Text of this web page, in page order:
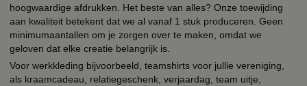
hoogwaardige afdrukken. Het beste van alles? Onze toewijding
aan kwaliteit betekent dat we al vanaf 1 stuk produceren. Geen
minimumaantallen om je zorgen over te maken, omdat we
geloven dat elke creatie belangrijk is.
Voor werkkleding bijvoorbeeld, teamshirts voor jullie vereniging,
als kraamcadeau, relatiegeschenk, verjaardag, team uitje,